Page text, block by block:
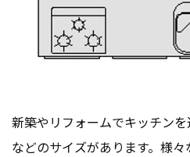
新築やリフォームでキッチン
などのサイズがあります。様